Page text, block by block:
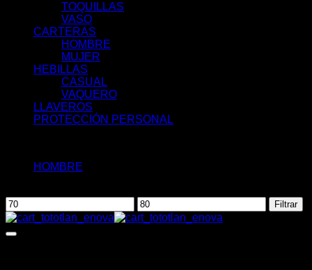
TOQUILLAS
VASO
CARTERAS
HOMBRE
MUJER
HEBILLAS
CASUAL
VAQUERO
LLAVEROS
PROTECCIÓN PERSONAL
HOMBRE
Precio
mínimo
Precio
máximo
Filtrar